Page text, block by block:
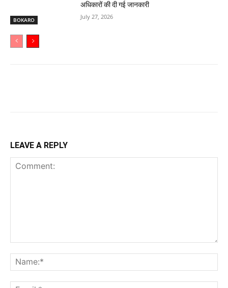
BOKARO
अधिकारों की दी गई जानकारी
July 27, 2026
LEAVE A REPLY